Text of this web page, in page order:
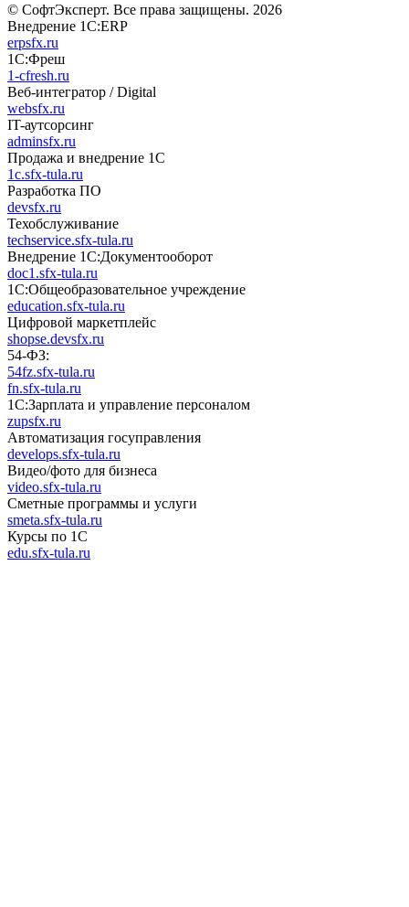
© СофтЭксперт. Все права защищены. 2026
Внедрение 1С:ERP
erpsfx.ru
1С:Фреш
1-cfresh.ru
Веб-интегратор / Digital
websfx.ru
IT-аутсорсинг
adminsfx.ru
Продажа и внедрение 1С
1c.sfx-tula.ru
Разработка ПО
devsfx.ru
Техобслуживание
techservice.sfx-tula.ru
Внедрение 1С:Документооборот
doc1.sfx-tula.ru
1С:Общеобразовательное учреждение
education.sfx-tula.ru
Цифровой маркетплейс
shopse.devsfx.ru
54-ФЗ:
54fz.sfx-tula.ru
fn.sfx-tula.ru
1С:Зарплата и управление персоналом
zupsfx.ru
Автоматизация госуправления
develops.sfx-tula.ru
Видео/фото для бизнеса
video.sfx-tula.ru
Сметные программы и услуги
smeta.sfx-tula.ru
Курсы по 1С
edu.sfx-tula.ru